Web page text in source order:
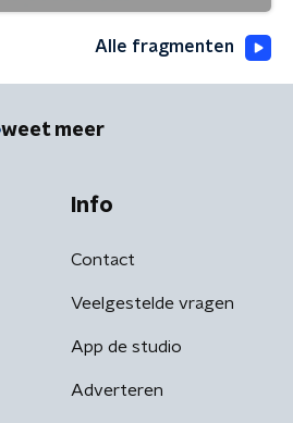
Alle fragmenten
weet meer
Info
Contact
Veelgestelde vragen
App de studio
Adverteren